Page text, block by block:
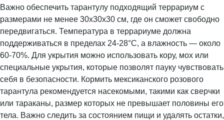
Важно обеспечить тарантулу подходящий террариум с
размерами не менее 30x30x30 см, где он сможет свободно
передвигаться. Температура в террариуме должна
поддерживаться в пределах 24-28°C, а влажность — около
60-70%. Для укрытия можно использовать кору, мох или
специальные укрытия, которые позволят пауку чувствовать
себя в безопасности. Кормить мексиканского розового
тарантула рекомендуется насекомыми, такими как сверчки
или тараканы, размер которых не превышает половины его
тела. Важно следить за состоянием пищи и удалять остатки,